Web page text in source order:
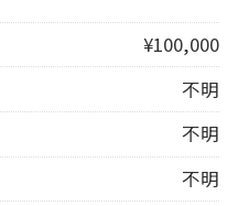
¥100,000
不明
不明
不明